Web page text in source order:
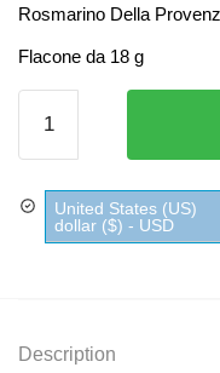
Rosmarino Della
Flacone da 18 g
Della
Provenza
Ducros
quantity
United States (US)
dollar ($) - USD
Description